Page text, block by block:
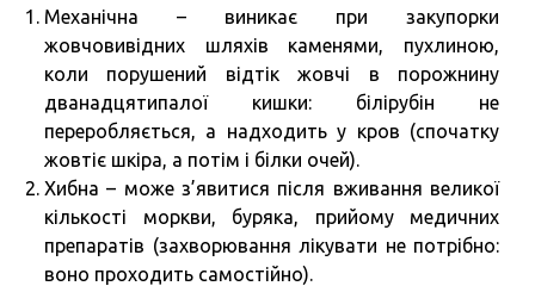
Механічна – виникає при закупорки
жовчовивідних шляхів каменями, пухлиною,
коли порушений відтік жовчі в порожнину
дванадцятипалої кишки: білірубін не
переробляється, а надходить у кров (спочатку
жовтіє шкіра, а потім і білки очей).
Хибна – може з’явитися після вживання великої
кількості моркви, буряка, прийому медичних
препаратів (захворювання лікувати не потрібно:
воно проходить самостійно).